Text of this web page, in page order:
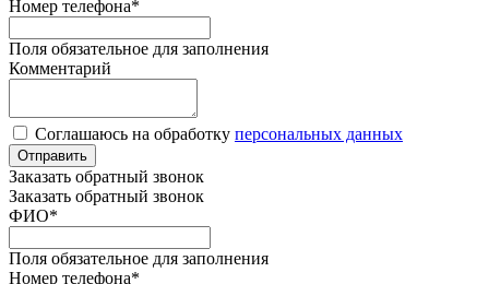
Номер телефона*
Поля обязательное для заполнения
Комментарий
Соглашаюсь на обработку персональных данных
Отправить
Заказать обратный звонок
Заказать обратный звонок
ФИО*
Поля обязательное для заполнения
Номер телефона*